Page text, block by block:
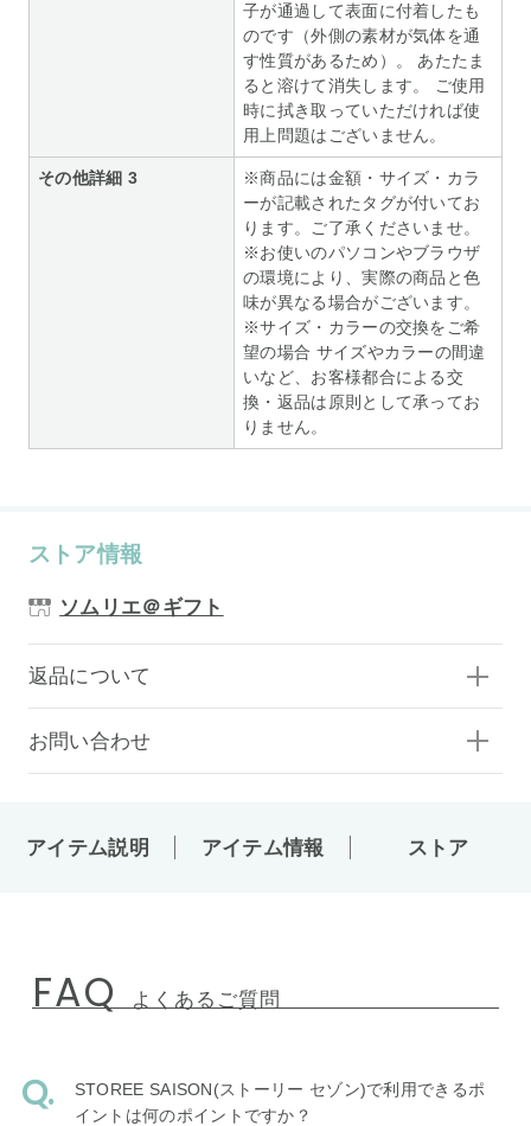
子が通過して表面に付着したも
のです（外側の素材が気体を通
す性質があるため）。 あたたま
ると溶けて消失します。 ご使用
時に拭き取っていただければ使
用上問題はございません。
その他詳細 3
※商品には金額・サイズ・カラ
ーが記載されたタグが付いてお
ります。ご了承くださいませ。
※お使いのパソコンやブラウザ
の環境により、実際の商品と色
味が異なる場合がございます。
※サイズ・カラーの交換をご希
望の場合 サイズやカラーの間違
いなど、お客様都合による交
換・返品は原則として承ってお
りません。
ストア情報
ソムリエ＠ギフト
返品について
お問い合わせ
アイテム説明 アイテム情報 ストア
FAQ よくあるご質問
STOREE SAISON(ストーリー セゾン)で利用できるポ
イントは何のポイントですか？